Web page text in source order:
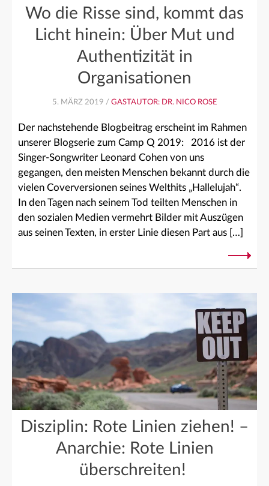
Wo die Risse sind, kommt das
Licht hinein: Über Mut und
Authentizität in
Organisationen
5. MÄRZ 2019 / GASTAUTOR: DR. NICO ROSE
Der nachstehende Blogbeitrag erscheint im Rahmen
unserer Blogserie zum Camp Q 2019: 2016 ist der
Singer-Songwriter Leonard Cohen von uns
gegangen, den meisten Menschen bekannt durch die
vielen Coverversionen seines Welthits „Hallelujah“.
In den Tagen nach seinem Tod teilten Menschen in
den sozialen Medien vermehrt Bilder mit Auszügen
aus seinen Texten, in erster Linie diesen Part aus […]
Disziplin: Rote Linien ziehen! –
Anarchie: Rote Linien
überschreiten!